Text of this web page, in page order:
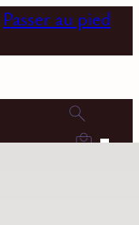
Passer au pied
0